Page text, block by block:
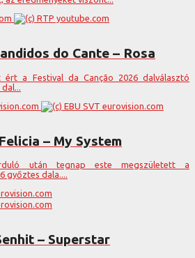
do Cante – Rosa
ért a Festival da Canção 2026 dalválasztó
– My System
után tegnap este megszületett a
győztes dala....
– Superstar